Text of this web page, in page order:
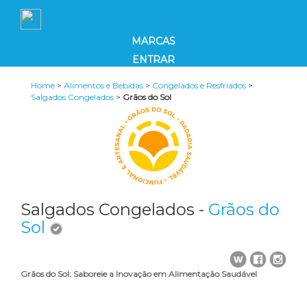
MARCAS
ENTRAR
Home > Alimentos e Bebidas > Congelados e Resfriados >
Salgados Congelados > Grãos do Sol
Salgados Congelados - Grãos do
Sol
Grãos do Sol: Saboreie a Inovação em Alimentação Saudável